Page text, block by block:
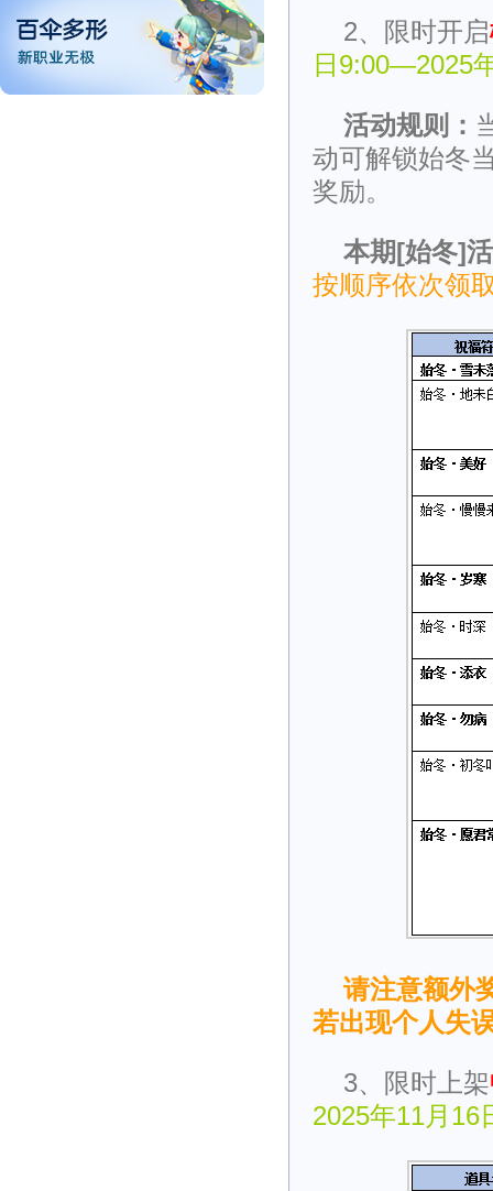
2、限时开启
日9:00—2025
活动规则：
动可解锁始冬
奖励。
本期[始冬]
按顺序依次领
请注意额外
若出现个人失
3、限时上架
2025年11月16